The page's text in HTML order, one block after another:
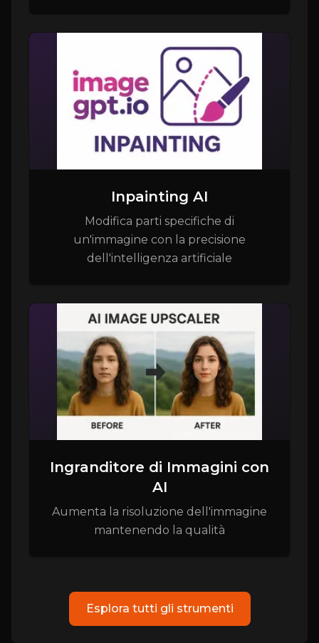
Inpainting AI
Modifica parti specifiche di
un'immagine con la precisione
dell'intelligenza artificiale
Ingranditore di Immagini con
AI
Aumenta la risoluzione dell'immagine
mantenendo la qualità
Esplora tutti gli strumenti